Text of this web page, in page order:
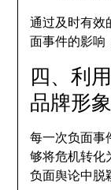
通过及时有效
面事件的影响
四、利
品牌形象
每一次负面事
够将危机转化
负面舆论中脱